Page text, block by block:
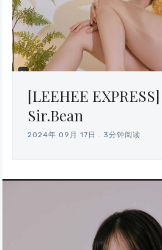
[LEEHEE
Sir.Bean
2024年 09月 17日 3分钟阅读